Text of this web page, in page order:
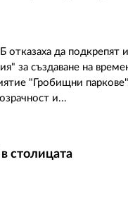
да подкрепят
за създаване на
"Гробищни
и...
столицата